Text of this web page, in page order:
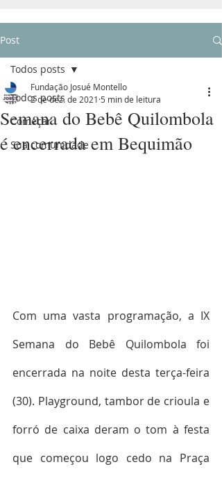
Post
Todos posts
Começar
Sua comunidade
Todos posts
Semana do Bebê Quilombola
é encerrada em Bequimão
Fundação Josué Montello
2 de dez. de 2021 5 min de leitura
Com uma vasta programação, a IX
Semana do Bebê Quilombola foi
encerrada na noite desta terça-feira
(30). Playground, tambor de crioula e
forró de caixa deram o tom à festa
que começou logo cedo na Praça